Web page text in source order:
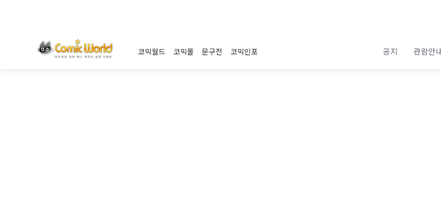
코믹월드 코믹몰 문구전 코믹인포 공지 관람안